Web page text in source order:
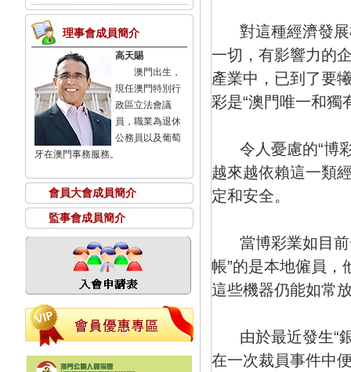
理事會成員簡介
高天賜
澳門出生，
現任澳門特別行
政區立法會議
員，職業為退休
公務員以及葡萄
牙在澳門事務服務。
會員大會成員簡介
監事會成員簡介
對這種經濟發展
一切，有影響力的
產業中，已到了要
彩是“澳門唯一和獨
令人憂慮的“博彩
越來越依賴這一類
定和安全。
當博彩業如目前
帳”的是本地僱員，
這些機器仍能如常
由於最近發生“銀
在一次裁員事件中